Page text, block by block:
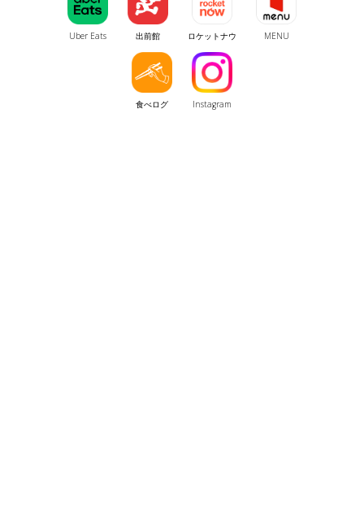
Uber Eats 出前館 ロケットナウ MENU
食べログ Instagram